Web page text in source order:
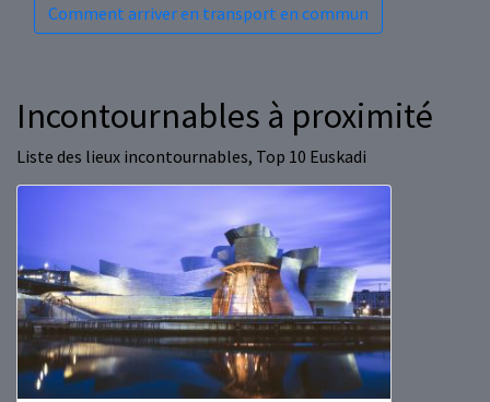
Comment arriver en transport en commun
Incontournables à proximité
Liste des lieux incontournables, Top 10 Euskadi